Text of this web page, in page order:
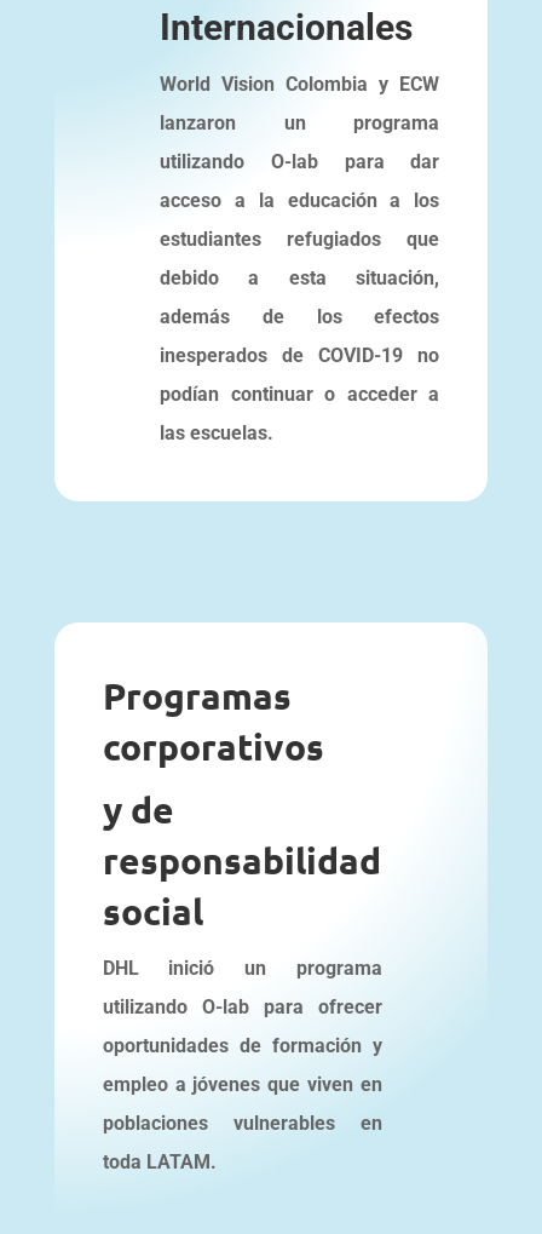
Internacionales
World Vision Colombia y ECW
lanzaron un programa
utilizando O-lab para dar
acceso a la educación a los
estudiantes refugiados que
debido a esta situación,
además de los efectos
inesperados de COVID-19 no
podían continuar o acceder a
las escuelas.
Programas
corporativos
y de
responsabilidad
social
DHL inició un programa
utilizando O-lab para ofrecer
oportunidades de formación y
empleo a jóvenes que viven en
poblaciones vulnerables en
toda LATAM.